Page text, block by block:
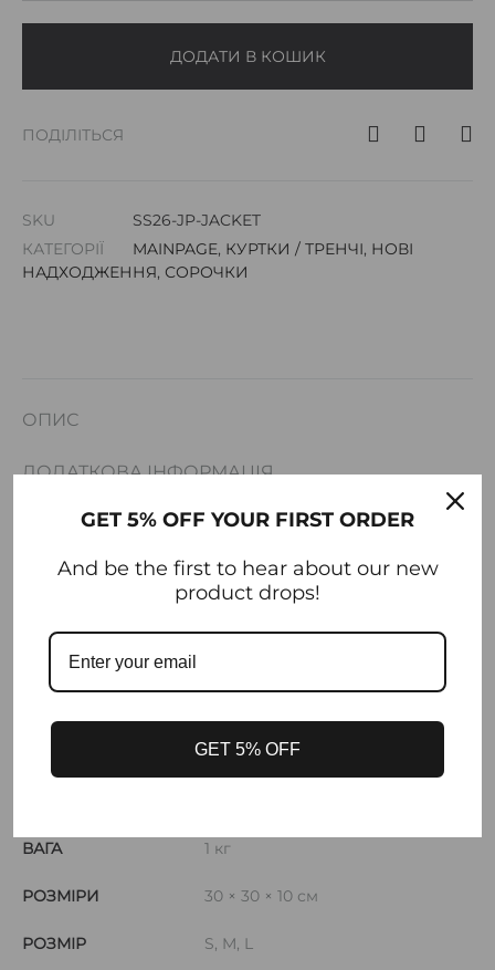
ДОДАТИ В КОШИК
ПОДІЛІТЬСЯ
SKU
SS26-JP-JACKET
КАТЕГОРІЇ
MAINPAGE, КУРТКИ / ТРЕНЧІ, НОВІ
НАДХОДЖЕННЯ, СОРОЧКИ
ОПИС
ДОДАТКОВА ІНФОРМАЦІЯ
ВІДГУКИ (0)
Застібка: ґудзики
Зріст моделі на фото: 176 см.
ВАГА 1 кг
РОЗМІРИ 30 × 30 × 10 см
РОЗМІР S, M, L
GET 5% OFF YOUR FIRST ORDER
And be the first to hear about our new
product drops!
GET 5% OFF